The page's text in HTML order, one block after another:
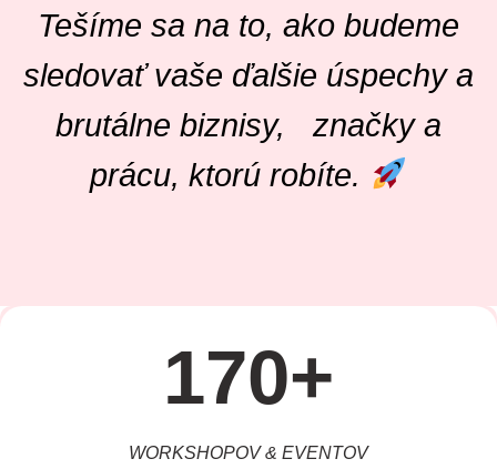
Tešíme sa na to, ako budeme
sledovať vaše ďalšie úspechy a
brutálne biznisy, značky a
prácu, ktorú robíte.
170+
WORKSHOPOV & EVENTOV